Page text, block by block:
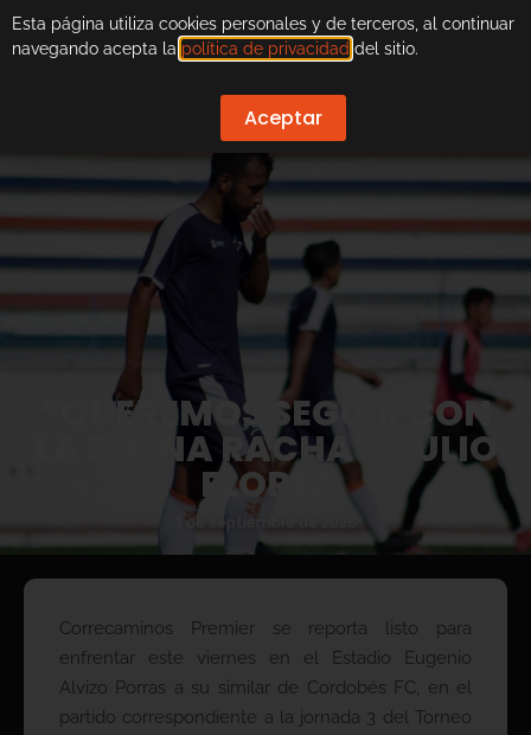
“QUEREMOS SEGUIR CON
LA BUENA RACHA”: JULIO
FLORES
3 de septiembre de 2025
Correcaminos Premier se reporta listo para
enfrentar este viernes en el Estadio Eugenio
Alvizo Porras a su similar de Cordobés FC, en el
partido correspondiente a la jornada 3 del Torneo
Esta página utiliza cookies personales y de terceros, al continuar
navegando acepta la política de privacidad del sitio.
Aceptar